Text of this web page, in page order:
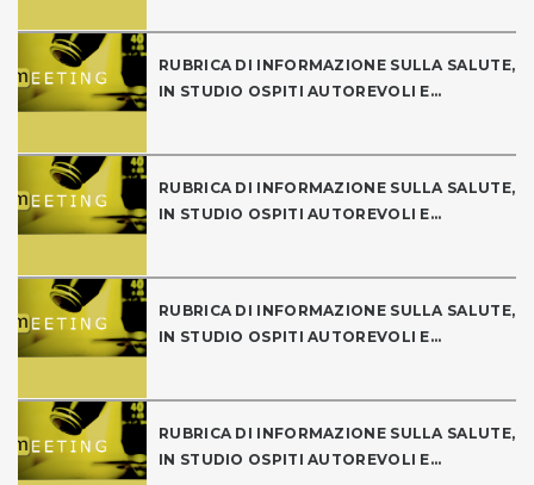
RUBRICA DI INFORMAZIONE SULLA SALUTE,
IN STUDIO OSPITI AUTOREVOLI E...
RUBRICA DI INFORMAZIONE SULLA SALUTE,
IN STUDIO OSPITI AUTOREVOLI E...
RUBRICA DI INFORMAZIONE SULLA SALUTE,
IN STUDIO OSPITI AUTOREVOLI E...
RUBRICA DI INFORMAZIONE SULLA SALUTE,
IN STUDIO OSPITI AUTOREVOLI E...